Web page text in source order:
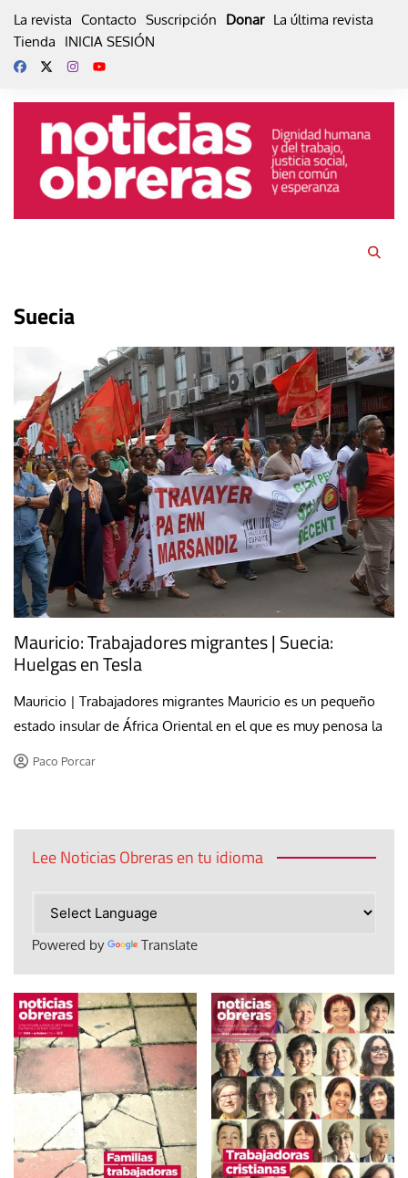
La revista Contacto Suscripción Donar La última revista
Tienda
INICIA SESIÓN
Suecia
Mauricio: Trabajadores migrantes | Suecia:
Huelgas en Tesla
Mauricio | Trabajadores migrantes Mauricio es un pequeño
estado insular de África Oriental en el que es muy penosa la
Paco Porcar
Lee Noticias Obreras en tu idioma
Powered by Translate